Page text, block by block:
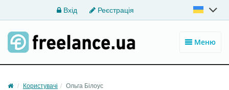
Вхід Реєстрація
Меню
Користувачі Ольга Білоус